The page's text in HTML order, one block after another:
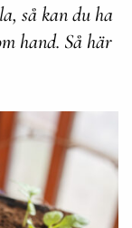
så kan du ha
hand. Så här